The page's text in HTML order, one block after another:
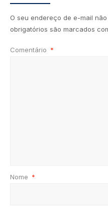
O seu endereço de e-mail
obrigatórios são marcados
Comentário *
Nome *